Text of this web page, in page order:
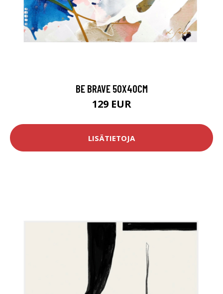
BE BRAVE 50X40CM
129 EUR
LISÄTIETOJA